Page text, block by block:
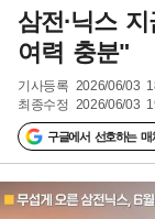
삼전·닉스
여력 충분"
기사등록 2026/06/03
최종수정 2026/06/03
구글에서 선호하는 매